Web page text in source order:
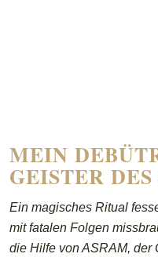
MEIN
GEISTER
Ein magisches Ritual
mit fatalen Folgen
die Hilfe von ASRAM, der